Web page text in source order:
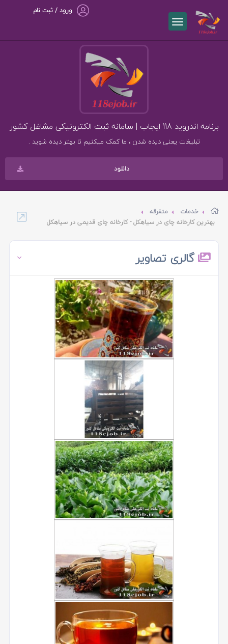
ورود / ثبت نام
برنامه اندروید 118 ایجاب | سامانه ثبت الکترونیکی مشاغل کشور
تبلیغات یعنی دیده شدن ، ما کمک میکنیم تا بهتر دیده شوید .
دانلود
خدمات
متفرقه
بهترین کارخانه چای در سیاهکل - کارخانه چای قدیمی در سیاهکل
گالری تصاویر